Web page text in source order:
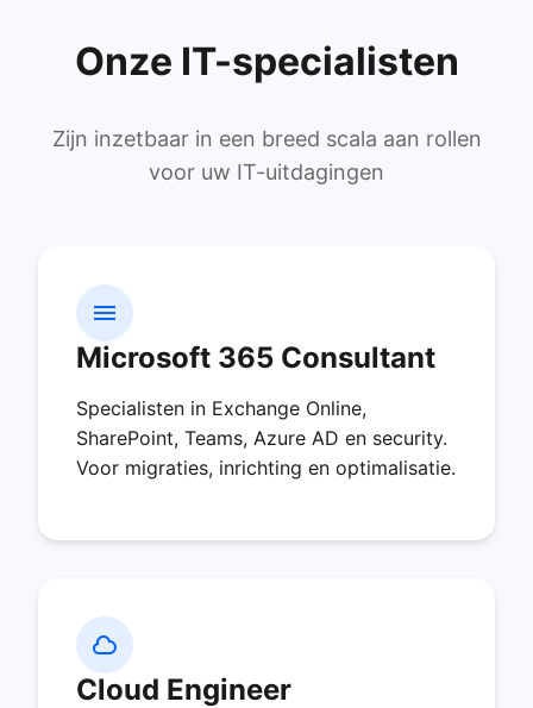
Onze IT-specialisten
Zijn inzetbaar in een breed scala aan rollen
voor uw IT-uitdagingen
Microsoft 365 Consultant
Specialisten in Exchange Online,
SharePoint, Teams, Azure AD en security.
Voor migraties, inrichting en optimalisatie.
Cloud Engineer